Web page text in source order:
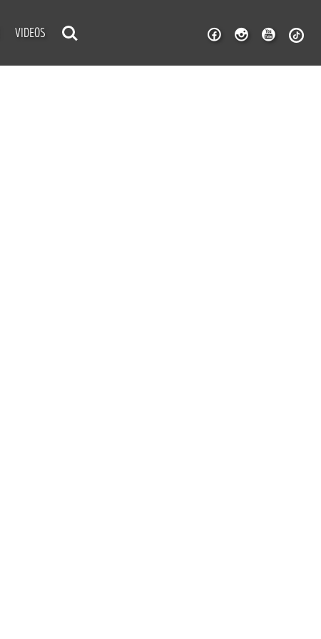
VIDEOS